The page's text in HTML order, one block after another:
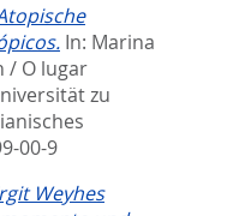
In: Marina
/ O lugar
zu
00-9
Weyhes